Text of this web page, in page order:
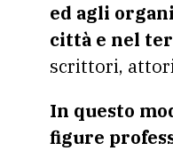
ed agli
città e nel
scrittori,
In questo
figure